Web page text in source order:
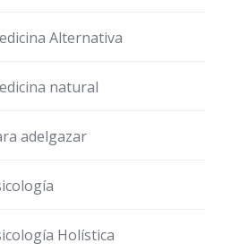
Alternativa
natural
adelgazar
Holística